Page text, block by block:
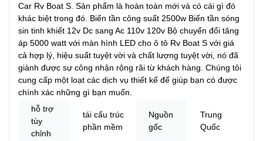
Car Rv Boat S. Sản phẩm là hoàn toàn mới và có cái gì đó
khác biệt trong đó. Biến tần công suất 2500w Biến tần sóng
sin tinh khiết 12v Dc sang Ac 110v 120v Bộ chuyển đổi tăng
áp 5000 watt với màn hình LED cho ô tô Rv Boat S với giá
cả hợp lý, hiệu suất tuyệt vời và chất lượng tuyệt vời, nó đã
giành được sự công nhận rộng rãi từ khách hàng. Chúng tôi
cung cấp một loạt các dịch vụ thiết kế để giúp bạn có được
chính xác những gì bạn muốn.
hỗ trợ
tùy
chỉnh
tái cấu trúc
phần mềm
Nguồn
gốc
Trung
Quốc